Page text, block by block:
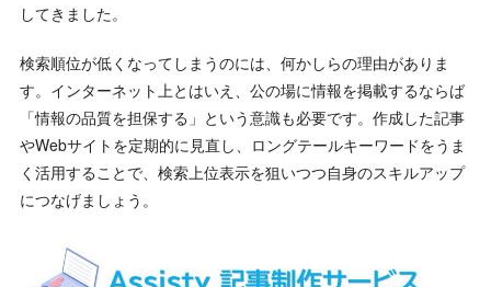
してきました。
検索順位が低くなってしまうのには、何かしらの理由がありま
す。インターネット上とはいえ、公の場に情報を掲載するならば
「情報の品質を担保する」という意識も必要です。作成した記事
やWebサイトを定期的に見直し、ロングテールキーワードをうま
く活用することで、検索上位表示を狙いつつ自身のスキルアップ
につなげましょう。